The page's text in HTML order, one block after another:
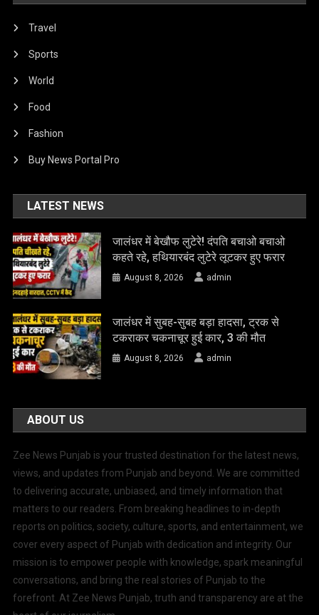
Travel
Sports
World
Food
Fashion
Buy News Portal Pro
LATEST NEWS
जालंधर में बेखौफ लुटेरे! दंपति बचाओ बचाओ
कहते रहे, हथियारबंद लुटेरे लूटकर हुए फरार
August 8, 2026 admin
जालंधर में सुबह-सुबह बड़ा हादसा, ट्रक से
टकराकर चकनाचूर हुई कार, 3 की मौत
August 8, 2026 admin
ABOUT US
Zee News Punjab is your trusted destination for the latest news,
views, and updates from Punjab and beyond. We are committed
to delivering accurate, unbiased, and timely information that
matters to our readers. From breaking headlines to in-depth
reports on politics, society, culture, sports, and entertainment, we
cover every aspect of Punjab with dedication and integrity. Our
mission is to empower people with knowledge, spark meaningful
conversations, and bring the real stories of Punjab to the
forefront. At Zee News Punjab, truth and transparency are at the